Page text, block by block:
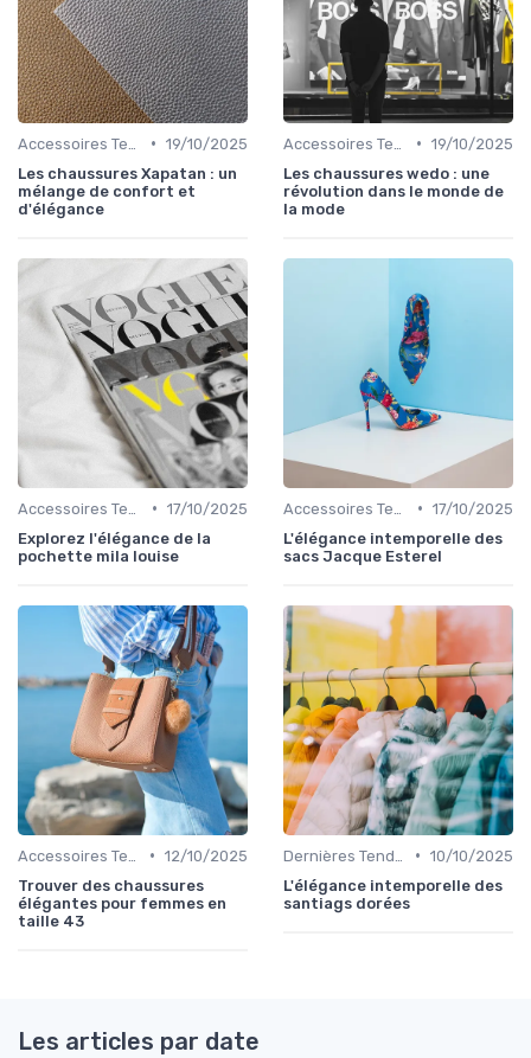
• 19/10/2025
Les chaussures Xapatan : un
mélange de confort et
d'élégance
• 19/10/2025
Les chaussures wedo : une
révolution dans le monde de
la mode
• 17/10/2025
Explorez l'élégance de la
pochette mila louise
• 17/10/2025
L'élégance intemporelle des
sacs Jacque Esterel
• 12/10/2025
Trouver des chaussures
élégantes pour femmes en
taille 43
• 10/10/2025
L'élégance intemporelle des
santiags dorées
Les articles par date